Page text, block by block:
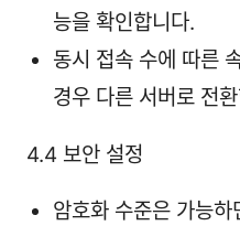
능을 확인합니다.
동시 접속 수에 따른
경우 다른 서버로 전
4.4 보안 설정
암호화 수준은 가능